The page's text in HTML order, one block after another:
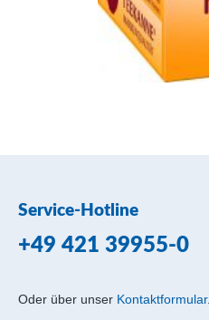
Service-Hotline
+49 421 39955-0
Oder über unser Kontaktformular.